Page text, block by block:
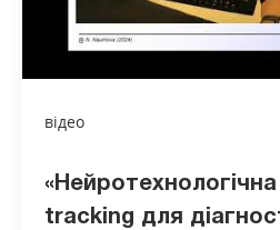
відео
tracking для